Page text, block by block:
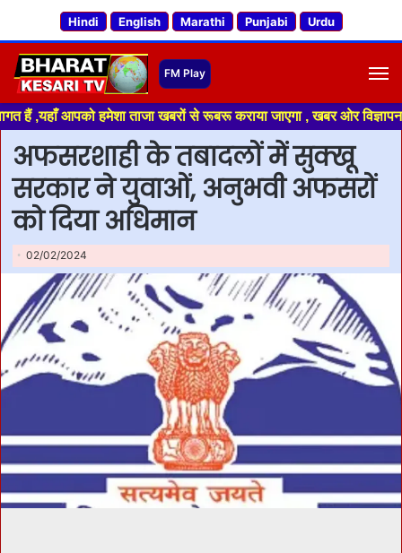
Hindi English Marathi Punjabi Urdu
आपको हमेशा ताजा खबरों से रूबरू कराया जाएगा , खबर ओर विज्ञापन के
अफसरशाही के तबादलों में सुक्खू
सरकार ने युवाओं, अनुभवी अफसरों
को दिया अधिमान
02/02/2024